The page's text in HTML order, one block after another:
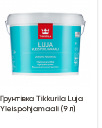
Грунтівка Tikkurila Luja
Yleispohjamaali (9 л)